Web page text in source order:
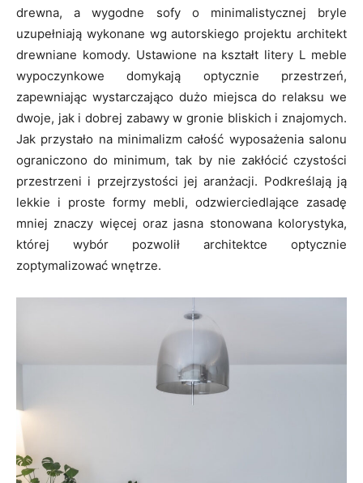
drewna, a wygodne sofy o minimalistycznej bryle
uzupełniają wykonane wg autorskiego projektu architekt
drewniane komody. Ustawione na kształt litery L meble
wypoczynkowe domykają optycznie przestrzeń,
zapewniając wystarczająco dużo miejsca do relaksu we
dwoje, jak i dobrej zabawy w gronie bliskich i znajomych.
Jak przystało na minimalizm całość wyposażenia salonu
ograniczono do minimum, tak by nie zakłócić czystości
przestrzeni i przejrzystości jej aranżacji. Podkreślają ją
lekkie i proste formy mebli, odzwierciedlające zasadę
mniej znaczy więcej oraz jasna stonowana kolorystyka,
której wybór pozwolił architektce optycznie
zoptymalizować wnętrze.